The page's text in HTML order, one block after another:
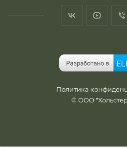
Политика
© ООО